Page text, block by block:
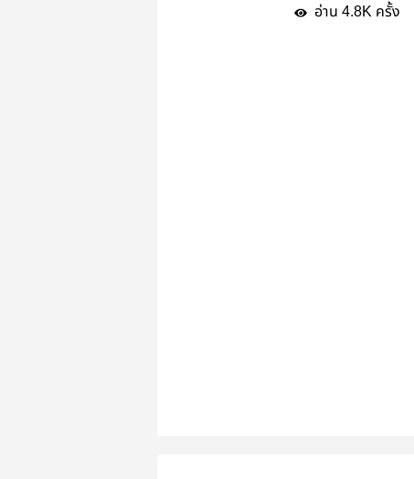
อ่าน 4.8K ครั้ง